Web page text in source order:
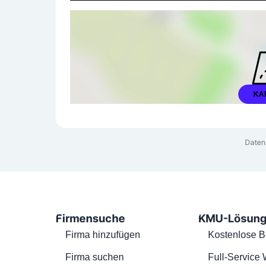
Firmensuche
Firma hinzufügen
Firma suchen
KMU-
Kostenlose
Full-Service